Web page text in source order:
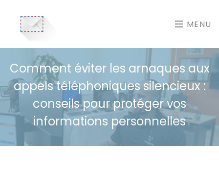
MENU
Comment éviter les arnaques aux
appels téléphoniques silencieux :
conseils pour protéger vos
informations personnelles